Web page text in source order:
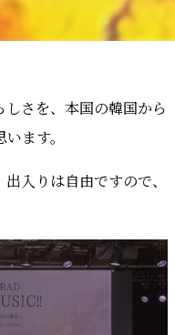
さを、本国の韓国から
ます。
入りは自由ですので、